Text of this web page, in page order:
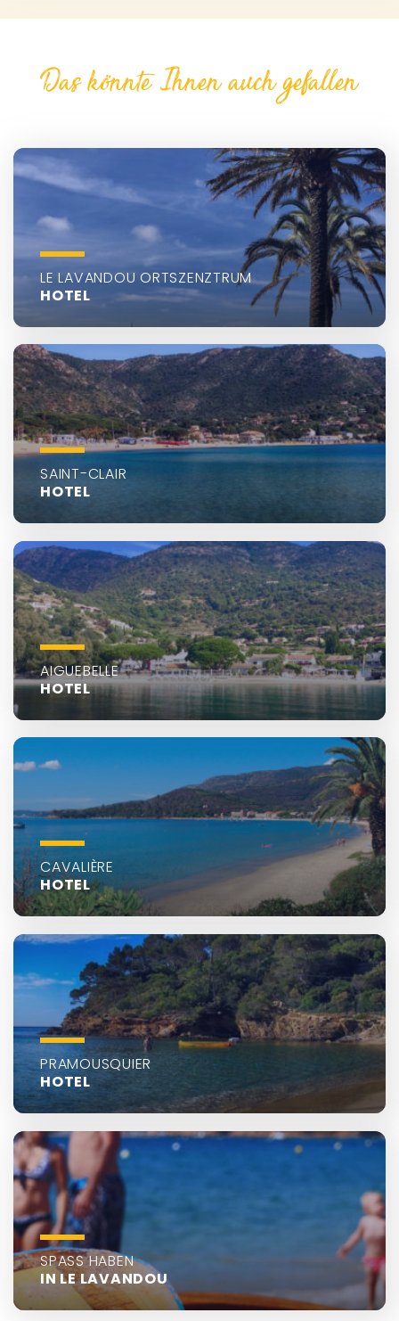
Das könnte Ihnen auch gefallen
LE LAVANDOU ORTSZENZTRUM
HOTEL
SAINT-CLAIR
HOTEL
AIGUEBELLE
HOTEL
CAVALIÈRE
HOTEL
PRAMOUSQUIER
HOTEL
SPASS HABEN
IN LE LAVANDOU